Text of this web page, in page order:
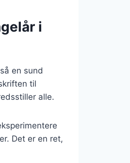
i
en sund
til
alle.
Det er en ret,